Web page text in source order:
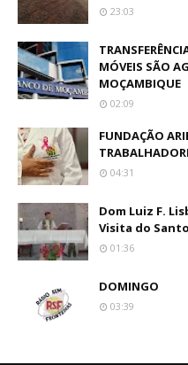
23:03
MÓVEIS SÃO
MOÇAMBIQUE
02:09
FUNDAÇÃO
04:31
Dom Luiz F.
Visita do
01:36
DOMINGO
03:39